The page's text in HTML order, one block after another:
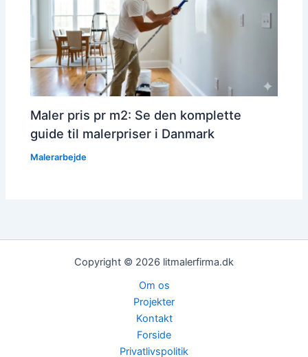
Maler pris pr m2: Se den komplette
guide til malerpriser i Danmark
Malerarbejde
Copyright © 2026 litmalerfirma.dk
Om os
Projekter
Kontakt
Forside
Privatlivspolitik